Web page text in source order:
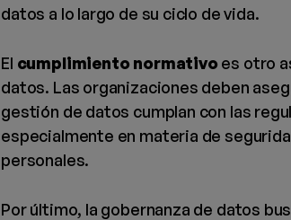
datos a lo largo de su ciclo de vida.
El cumplimiento normativo es otro
datos. Las organizaciones deben
gestión de datos cumplan con las
especialmente en materia de
personales.
Por último, la gobernanza de datos